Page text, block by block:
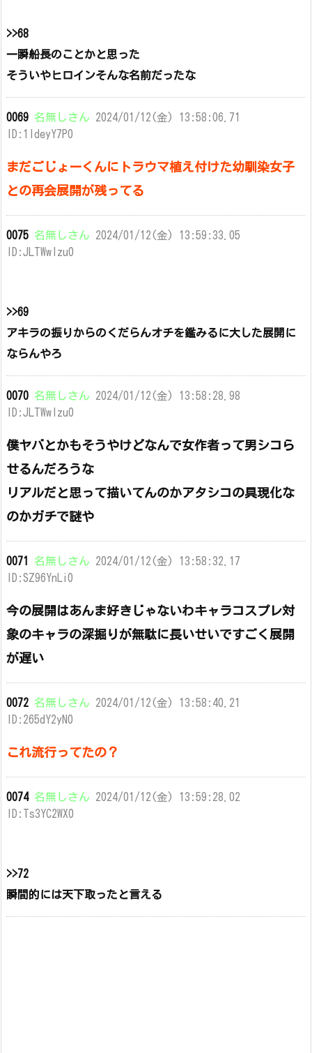
>>68
一瞬船長のことかと思った
そういやヒロインそんな名前だったな
0069 名無しさん 2024/01/12(金) 13:58:06.71
ID:1ldeyY7P0
まだごじょーくんにトラウマ植え付けた幼馴染女子
との再会展開が残ってる
0075 名無しさん 2024/01/12(金) 13:59:33.05
ID:JLTWwIzu0
>>69
アキラの振りからのくだらんオチを鑑みるに大した展開に
ならんやろ
0070 名無しさん 2024/01/12(金) 13:58:28.98
ID:JLTWwIzu0
僕ヤバとかもそうやけどなんで女作者って男シコら
せるんだろうな
リアルだと思って描いてんのかアタシコの具現化な
のかガチで謎や
0071 名無しさん 2024/01/12(金) 13:58:32.17
ID:SZ96YnLi0
今の展開はあんま好きじゃないわキャラコスプレ対
象のキャラの深掘りが無駄に長いせいですごく展開
が遅い
0072 名無しさん 2024/01/12(金) 13:58:40.21
ID:265dY2yN0
これ流行ってたの？
0074 名無しさん 2024/01/12(金) 13:59:28.02
ID:Ts3YC2WX0
>>72
瞬間的には天下取ったと言える